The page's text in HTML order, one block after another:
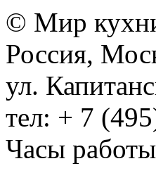
© Мир
Россия,
ул.
тел: + 7
Часы